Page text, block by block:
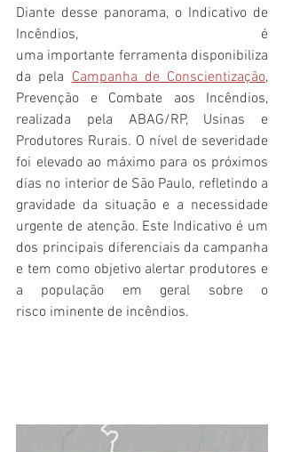
Diante desse panorama, o Indicativo de
Incêndios, é
uma importante ferramenta disponibiliza
da pela Campanha de Conscientização,
Prevenção e Combate aos Incêndios,
realizada pela ABAG/RP, Usinas e
Produtores Rurais. O nível de severidade
foi elevado ao máximo para os próximos
dias no interior de São Paulo, refletindo a
gravidade da situação e a necessidade
urgente de atenção. Este Indicativo é um
dos principais diferenciais da campanha
e tem como objetivo alertar produtores e
a população em geral sobre o
risco iminente de incêndios.